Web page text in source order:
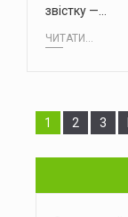
звістку —…
ЧИТАТИ...
Сторінка
1 Сторінка
2 3